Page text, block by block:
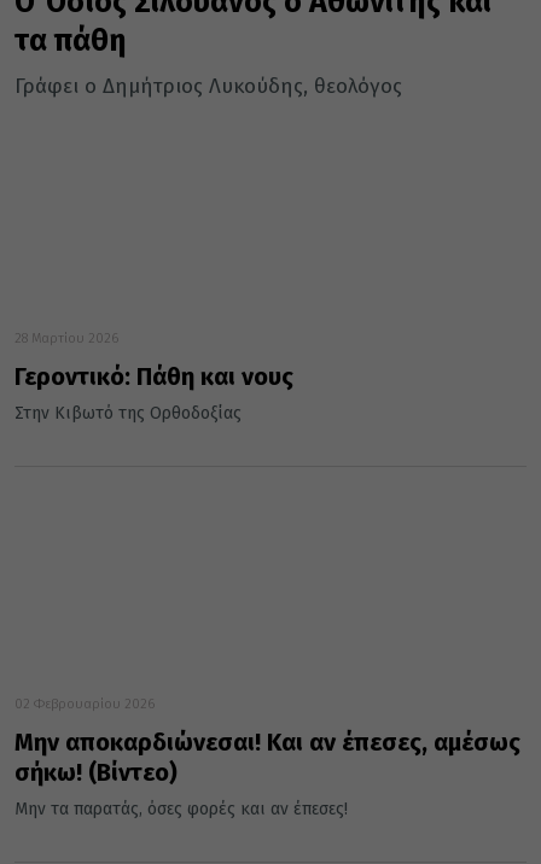
τα πάθη
Γράφει ο Δημήτριος Λυκούδης, θεολόγος
28 Μαρτίου 2026
Γεροντικό: Πάθη και νους
Στην Κιβωτό της Ορθοδοξίας
02 Φεβρουαρίου 2026
Μην αποκαρδιώνεσαι! Και αν έπεσες, αμέσως
σήκω! (Βίντεο)
Μην τα παρατάς, όσες φορές και αν έπεσες!